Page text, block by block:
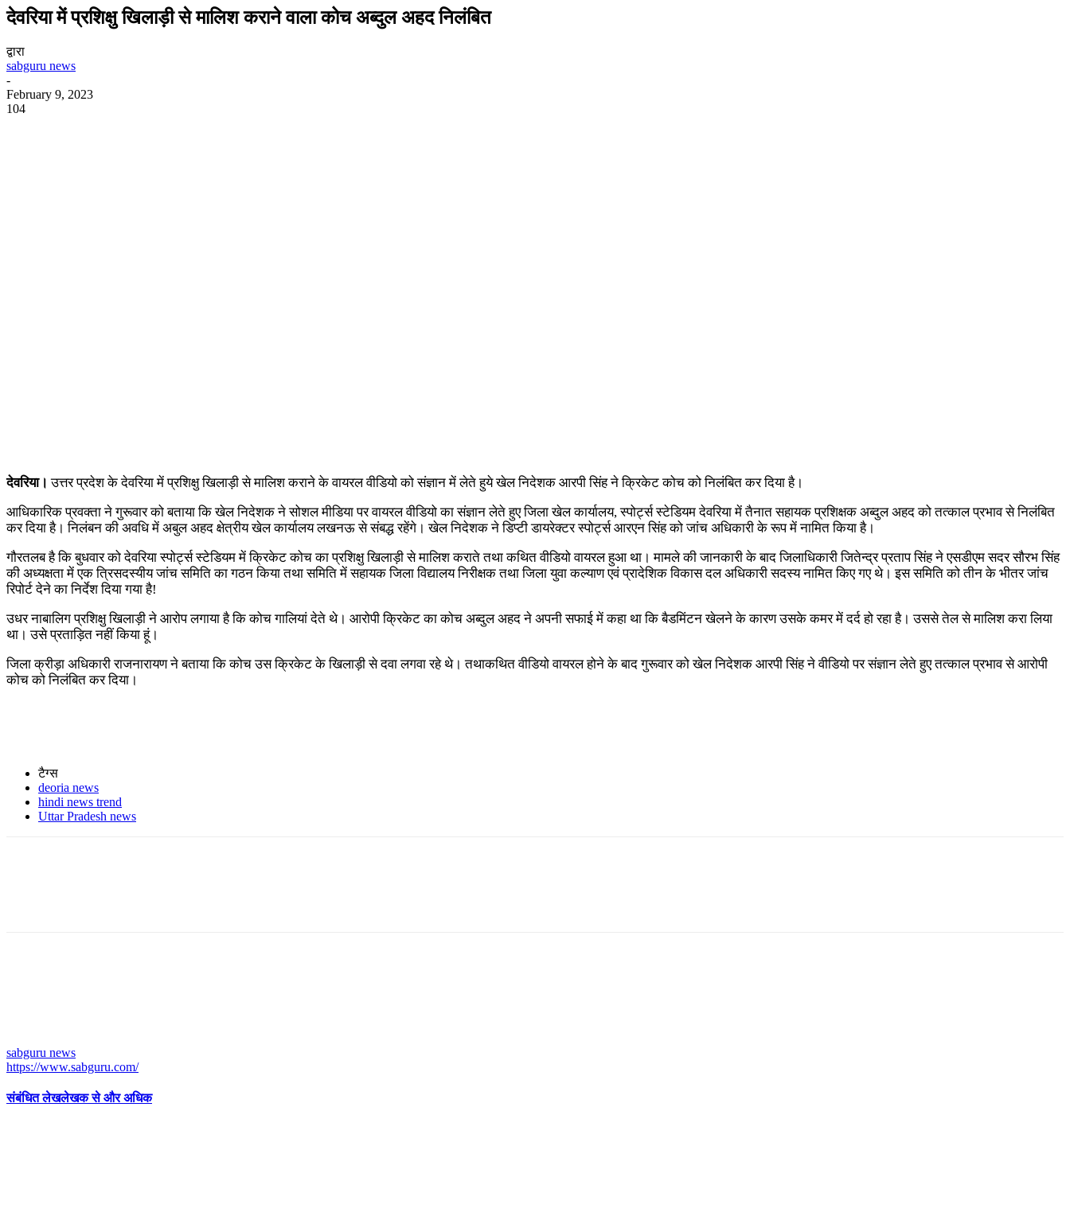
देवरिया में प्रशिक्षु खिलाड़ी से मालिश कराने वाला कोच अब्दुल अहद निलंबित
द्वारा
sabguru news
-
February 9, 2023
104
देवरिया। उत्तर प्रदेश के देवरिया में प्रशिक्षु खिलाड़ी से मालिश कराने के वायरल वीडियो को संज्ञान में लेते हुये खेल निदेशक आरपी सिंह ने क्रिकेट कोच को निलंबित कर दिया है।
आधिकारिक प्रवक्ता ने गुरूवार को बताया कि खेल निदेशक ने सोशल मीडिया पर वायरल वीडियो का संज्ञान लेते हुए जिला खेल कार्यालय, स्पोर्ट्स स्टेडियम देवरिया में तैनात सहायक प्रशिक्षक अब्दुल अहद को तत्काल प्रभाव से निलंबित
कर दिया है। निलंबन की अवधि में अबुल अहद क्षेत्रीय खेल कार्यालय लखनऊ से संबद्ध रहेंगे। खेल निदेशक ने डिप्टी डायरेक्टर स्पोर्ट्स आरएन सिंह को जांच अधिकारी के रूप में नामित किया है।
गौरतलब है कि बुधवार को देवरिया स्पोर्ट्स स्टेडियम में क्रिकेट कोच का प्रशिक्षु खिलाड़ी से मालिश कराते तथा कथित वीडियो वायरल हुआ था। मामले की जानकारी के बाद जिलाधिकारी जितेन्द्र प्रताप सिंह ने एसडीएम सदर सौरभ सिंह
की अध्यक्षता में एक त्रिसदस्यीय जांच समिति का गठन किया तथा समिति में सहायक जिला विद्यालय निरीक्षक तथा जिला युवा कल्याण एवं प्रादेशिक विकास दल अधिकारी सदस्य नामित किए गए थे। इस समिति को तीन के भीतर जांच
रिपोर्ट देने का निर्देश दिया गया है!
उधर नाबालिग प्रशिक्षु खिलाड़ी ने आरोप लगाया है कि कोच गालियां देते थे। आरोपी क्रिकेट का कोच अब्दुल अहद ने अपनी सफाई में कहा था कि बैडमिंटन खेलने के कारण उसके कमर में दर्द हो रहा है। उससे तेल से मालिश करा लिया
था। उसे प्रताड़ित नहीं किया हूं।
जिला क्रीड़ा अधिकारी राजनारायण ने बताया कि कोच उस क्रिकेट के खिलाड़ी से दवा लगवा रहे थे। तथाकथित वीडियो वायरल होने के बाद गुरूवार को खेल निदेशक आरपी सिंह ने वीडियो पर संज्ञान लेते हुए तत्काल प्रभाव से आरोपी
कोच को निलंबित कर दिया।
टैग्स
deoria news
hindi news trend
Uttar Pradesh news
sabguru news
https://www.sabguru.com/
संबंधित लेखलेखक से और अधिक